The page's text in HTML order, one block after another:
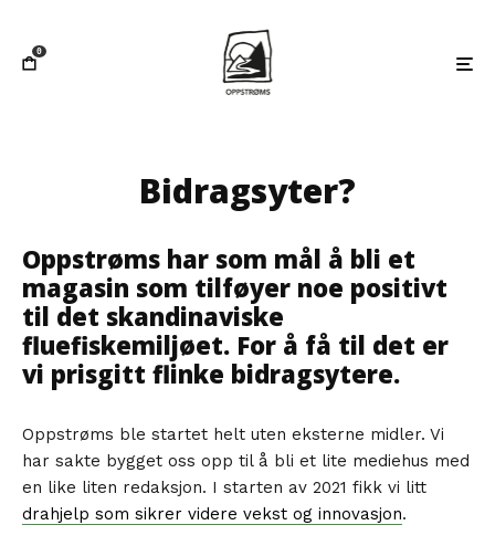
0
Bidragsyter?
Oppstrøms har som mål å bli et
magasin som tilføyer noe positivt
til det skandinaviske
fluefiskemiljøet. For å få til det er
vi prisgitt flinke bidragsytere.
Oppstrøms ble startet helt uten eksterne midler. Vi
har sakte bygget oss opp til å bli et lite mediehus med
en like liten redaksjon. I starten av 2021 fikk vi litt
drahjelp som sikrer videre vekst og innovasjon.